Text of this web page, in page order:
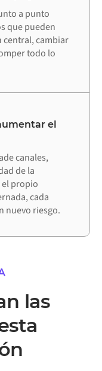
a punto
que pueden
central, cambiar
todo lo
el
canales,
de la
el propio
cada
nuevo riesgo.
las